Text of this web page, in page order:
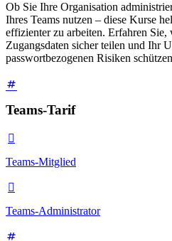
Ob Sie Ihre Organisation
Ihres Teams nutzen – diese Kurse
effizienter zu arbeiten. Erfahren
Zugangsdaten sicher teilen und Ihr
passwortbezogenen Risiken
Teams-Tarif

Teams-Mitglied

Teams-Administrator